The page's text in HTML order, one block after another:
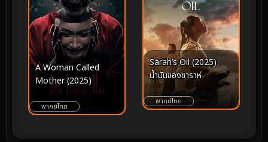
A Woman Called
Mother (2025)
พากย์ไทย
Sarah’s Oil (2025)
น้ำมันของซาราห์
พากย์ไทย